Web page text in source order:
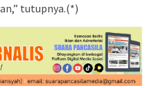
tutupnya.(*)